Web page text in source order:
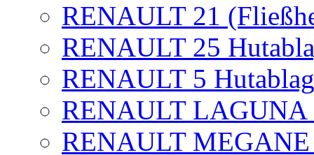
RENAULT 21
RENAULT 25
RENAULT 5
RENAULT LAGUNA
RENAULT MEGANE